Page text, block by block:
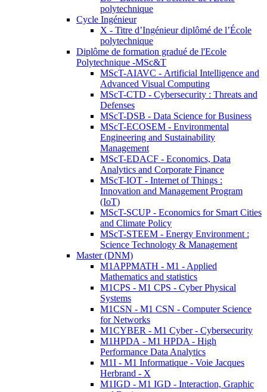
polytechnique
Cycle Ingénieur
X - Titre d’Ingénieur diplômé de l’École
polytechnique
Diplôme de formation gradué de l'Ecole
Polytechnique -MSc&T
MScT-AIAVC - Artificial Intelligence and
Advanced Visual Computing
MScT-CTD - Cybersecurity : Threats and
Defenses
MScT-DSB - Data Science for Business
MScT-ECOSEM - Environmental
Engineering and Sustainability
Management
MScT-EDACF - Economics, Data
Analytics and Corporate Finance
MScT-IOT - Internet of Things :
Innovation and Management Program
(IoT)
MScT-SCUP - Economics for Smart Cities
and Climate Policy
MScT-STEEM - Energy Environment :
Science Technology & Management
Master (DNM)
M1APPMATH - M1 - Applied
Mathematics and statistics
M1CPS - M1 CPS - Cyber Physical
Systems
M1CSN - M1 CSN - Computer Science
for Networks
M1CYBER - M1 Cyber - Cybersecurity
M1HPDA - M1 HPDA - High
Performance Data Analytics
M1I - M1 Informatique - Voie Jacques
Herbrand - X
M1IGD - M1 IGD - Interaction, Graphic